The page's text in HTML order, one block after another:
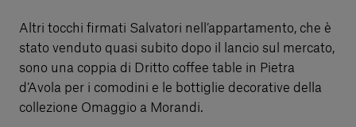
Altri tocchi firmati Salvatori nell’appartamento, che è
stato venduto quasi subito dopo il lancio sul mercato,
sono una coppia di Dritto coffee table in Pietra
d’Avola per i comodini e le bottiglie decorative della
collezione Omaggio a Morandi.